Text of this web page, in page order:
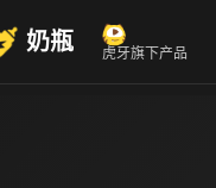
奶瓶 虎牙旗下产品